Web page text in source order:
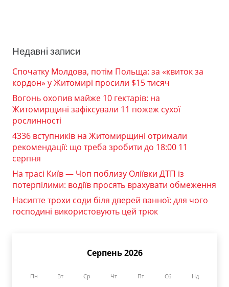
Недавні записи
Спочатку Молдова, потім Польща: за «квиток за
кордон» у Житомирі просили $15 тисяч
Вогонь охопив майже 10 гектарів: на
Житомирщині зафіксували 11 пожеж сухої
рослинності
4336 вступників на Житомирщині отримали
рекомендації: що треба зробити до 18:00 11
серпня
На трасі Київ — Чоп поблизу Оліївки ДТП із
потерпілими: водіїв просять врахувати обмеження
Насипте трохи соди біля дверей ванної: для чого
господині використовують цей трюк
Серпень 2026
Пн Вт Ср Чт Пт Сб Нд